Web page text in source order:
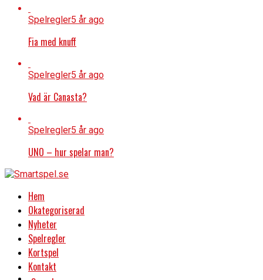
Spelregler5 år ago
Fia med knuff
Spelregler5 år ago
Vad är Canasta?
Spelregler5 år ago
UNO – hur spelar man?
Hem
Okategoriserad
Nyheter
Spelregler
Kortspel
Kontakt